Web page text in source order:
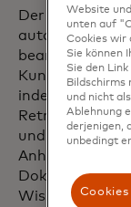
Der Produkt-
automatisiert
beantwortet
Kunden
indem er ein
Retrieval
und
Anhand der
Wissensbasis
Website
unten auf
Cookies wir
Sie können
Sie den
Bildschirms
und nicht
Ablehnung
derjenigen,
unbedingt